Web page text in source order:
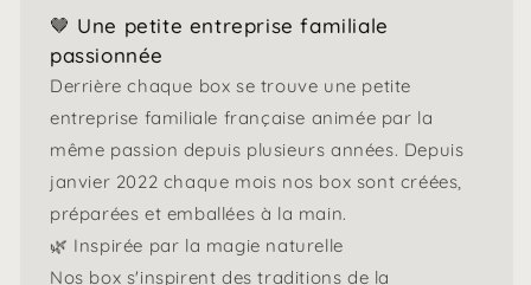
🤎 Une petite entreprise familiale
passionnée
Derrière chaque box se trouve une petite
entreprise familiale française animée par la
même passion depuis plusieurs années. Depuis
janvier 2022 chaque mois nos box sont créées,
préparées et emballées à la main.
🌿 Inspirée par la magie naturelle
Nos box s'inspirent des traditions de la